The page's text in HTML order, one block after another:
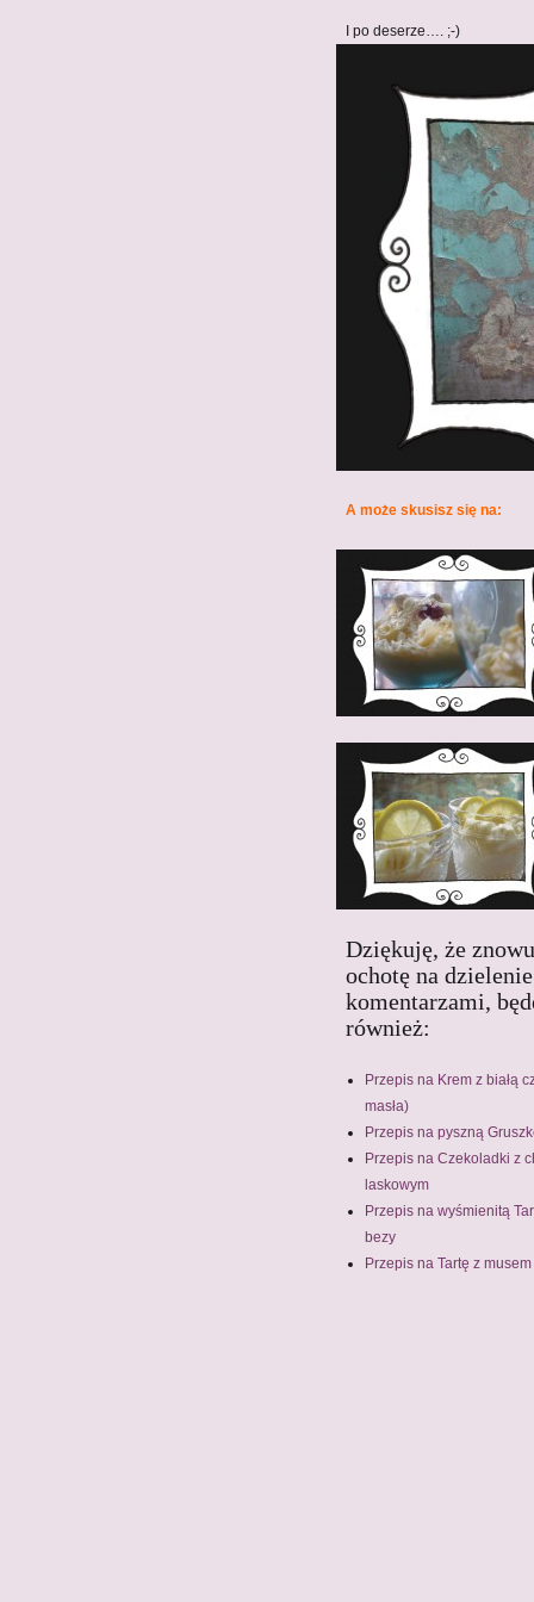
I po deserze…. ;-)
A może skusisz się na:
Dziękuję, że
ochotę na
komentarzami,
również:
Przepis na Krem z białą
masła)
Przepis na pyszną
Przepis na Czekoladki z
laskowym
Przepis na wyśmienitą
bezy
Przepis na Tartę z